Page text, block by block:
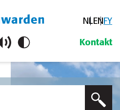
NLENFY
Kontakt